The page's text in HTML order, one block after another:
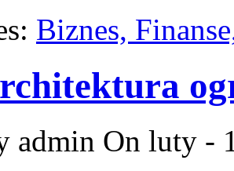
Biznes,
admin On luty -